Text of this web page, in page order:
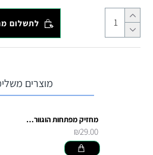
לתשלום
מוצרים
מחזיק מפתחות הוגוורטס
₪29.00